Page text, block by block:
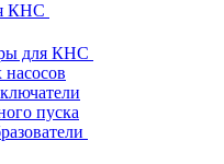
КНС
для КНС
пуска